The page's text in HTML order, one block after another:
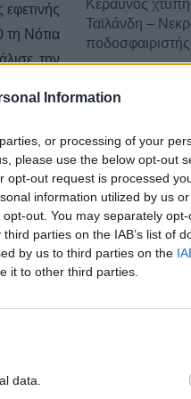
Information
or processing of your
please use the below opt-out
opt-out request is processed
information utilized by us
out. You may separately
parties on the IAB’s list of
by us to third parties on the
it to other third parties.
data.
τη Νότια
την
Κεραυνός
Ταϊλάνδη –
ποδοσφαιριστής
Εγκρίθηκε η
μελέτης
ιστορικής
5 Αυγούστου 2026, 20:54
Κάηκε
στην περιοχή
5 Αυγούστου 2026, 20:50
Το Σάββατο 8
Εκδήλωση
Ναγκασάκι και